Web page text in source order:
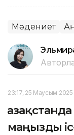
Мәдениет
23:17, 25 Маусым 2025
маңызды